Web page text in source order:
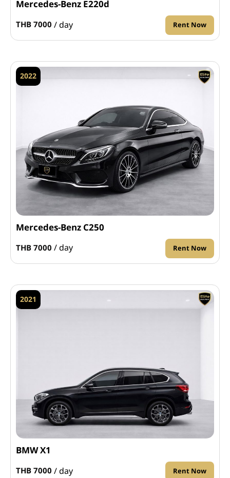
Mercedes-Benz E220d
THB 7000 / day Rent Now
2022
Mercedes-Benz C250
THB 7000 / day Rent Now
2021
BMW X1
THB 7000 / day Rent Now